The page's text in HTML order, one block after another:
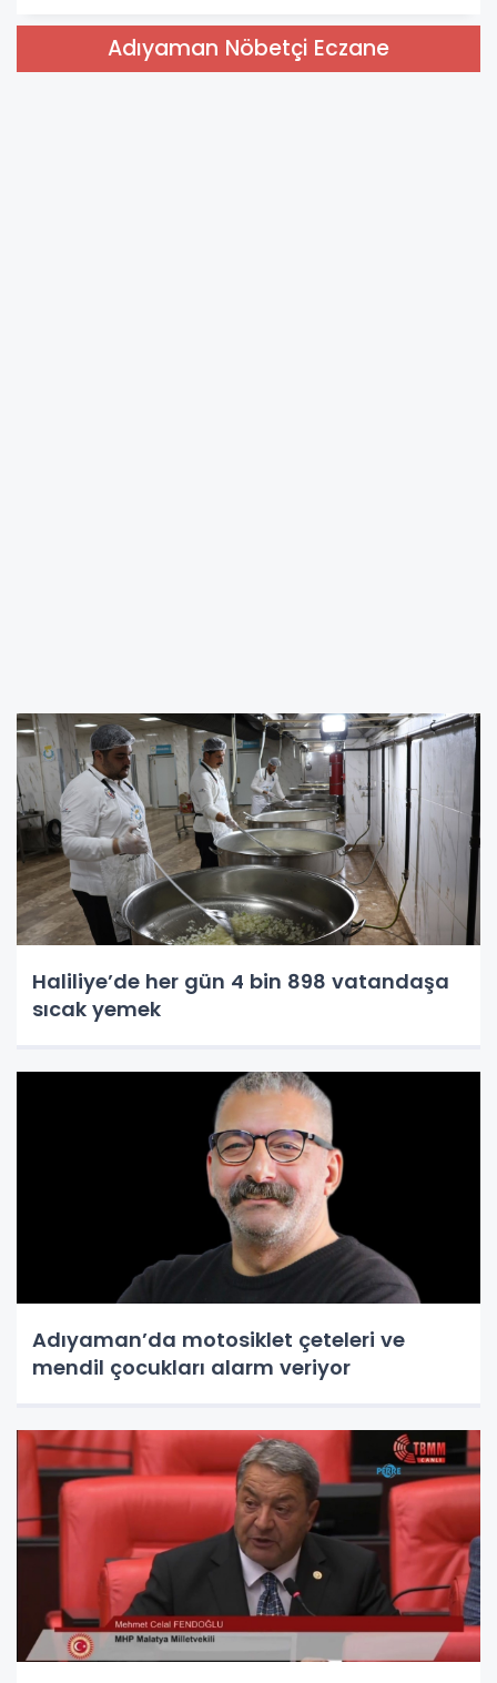
Adıyaman Nöbetçi Eczane
Haliliye’de her gün 4 bin 898 vatandaşa
sıcak yemek
Adıyaman’da motosiklet çeteleri ve
mendil çocukları alarm veriyor